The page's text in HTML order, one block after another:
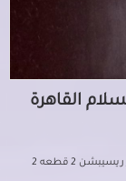
شقة للايجار 120م ب شارع الإمام الشافعي جمال عبد الناصر ريسيبشن 2 قطعه 2